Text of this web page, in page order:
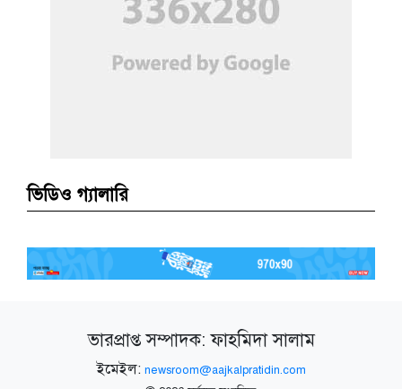
ভিডিও গ্যালারি
ভারপ্রাপ্ত সম্পাদক: ফাহমিদা সালাম
ইমেইল: newsroom@aajkalpratidin.com